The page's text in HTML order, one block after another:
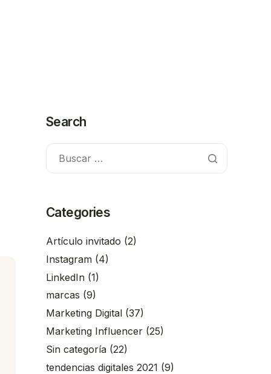
Search
Categories
Artículo invitado (2)
Instagram (4)
LinkedIn (1)
marcas (9)
Marketing Digital (37)
Marketing Influencer (25)
Sin categoría (22)
tendencias digitales 2021 (9)